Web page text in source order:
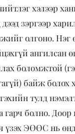
хэлээр
зэргээр
олгоно. Нэг
ангилсан
боломжтой
байж болох
тулд
гарч болно. Доор
үзэх ЭӨӨС нь